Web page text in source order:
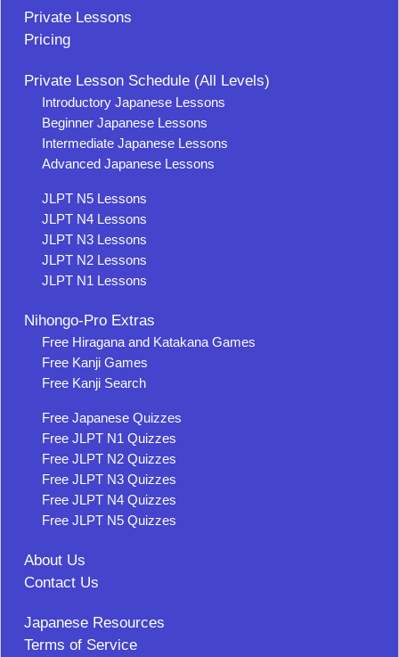
Private Lessons
Pricing
Private Lesson Schedule (All Levels)
Introductory Japanese Lessons
Beginner Japanese Lessons
Intermediate Japanese Lessons
Advanced Japanese Lessons
JLPT N5 Lessons
JLPT N4 Lessons
JLPT N3 Lessons
JLPT N2 Lessons
JLPT N1 Lessons
Nihongo-Pro Extras
Free Hiragana and Katakana Games
Free Kanji Games
Free Kanji Search
Free Japanese Quizzes
Free JLPT N1 Quizzes
Free JLPT N2 Quizzes
Free JLPT N3 Quizzes
Free JLPT N4 Quizzes
Free JLPT N5 Quizzes
About Us
Contact Us
Japanese Resources
Terms of Service